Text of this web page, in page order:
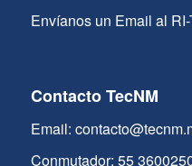
Envíanos un Email al
Contacto TecNM
Email:
Conmutador: 55